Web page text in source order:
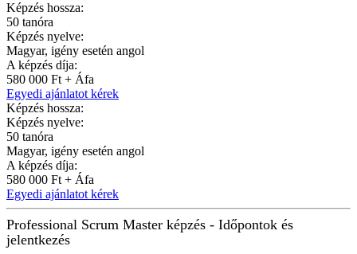
Képzés hossza:
50 tanóra
Képzés nyelve:
Magyar, igény esetén angol
A képzés díja:
580 000 Ft + Áfa
Egyedi ajánlatot kérek
Képzés hossza:
Képzés nyelve:
50 tanóra
Magyar, igény esetén angol
A képzés díja:
580 000 Ft + Áfa
Egyedi ajánlatot kérek
Professional Scrum Master képzés - Időpontok és
jelentkezés